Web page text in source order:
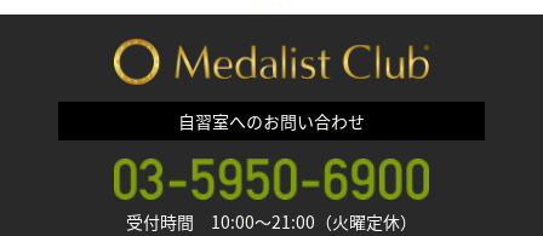
自習室へのお問い合わせ
受付時間 10:00〜21:00（火曜定休）